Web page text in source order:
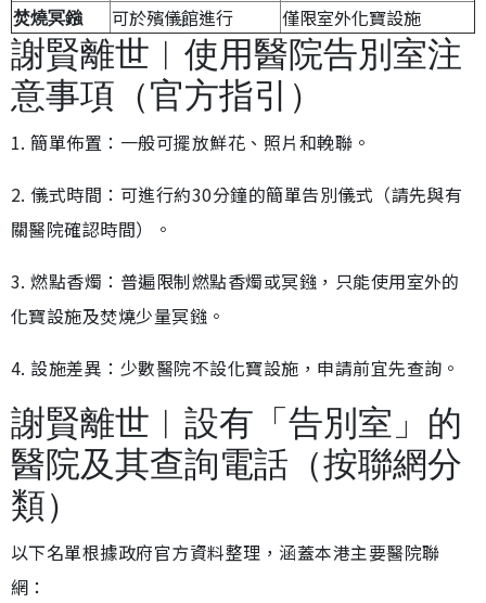
焚燒冥鏹 可於殯儀館進行 僅限室外化寶設施
謝賢離世︱使用醫院告別室注
意事項（官方指引）
1. 簡單佈置：一般可擺放鮮花、照片和輓聯。
2. 儀式時間：可進行約30分鐘的簡單告別儀式（請先與有
關醫院確認時間）。
3. 燃點香燭：普遍限制燃點香燭或冥鏹，只能使用室外的
化寶設施及焚燒少量冥鏹。
4. 設施差異：少數醫院不設化寶設施，申請前宜先查詢。
謝賢離世︱設有「告別室」的
醫院及其查詢電話（按聯網分
類）
以下名單根據政府官方資料整理，涵蓋本港主要醫院聯
網：